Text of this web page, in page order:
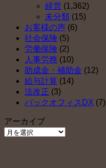
経営 (1,362)
未分類 (15)
お客様の声 (6)
社会保険 (5)
労働保険 (2)
人事労務 (10)
助成金・補助金 (12)
給与計算 (14)
法改正 (3)
バックオフィスDX (7)
アーカイブ
ア